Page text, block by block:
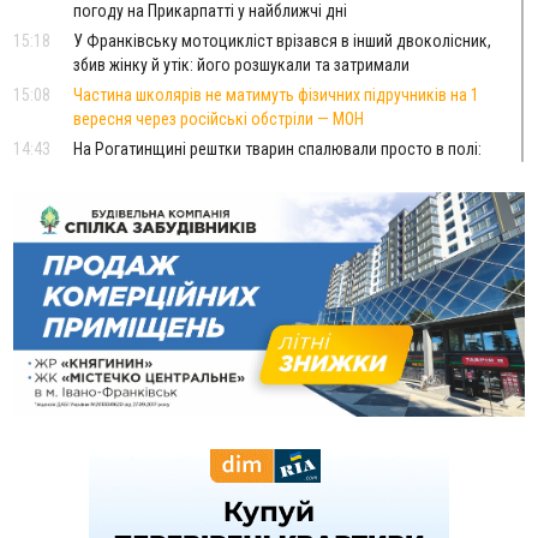
погоду на Прикарпатті у найближчі дні
15:18
У Франківську мотоцикліст врізався в інший двоколісник,
збив жінку й утік: його розшукали та затримали
15:08
Частина школярів не матимуть фізичних підручників на 1
вересня через російські обстріли — МОН
14:43
На Рогатинщині рештки тварин спалювали просто в полі:
13:25
Пірс, ігровий майданчик і зона для пікніків: оголосили
тендер на 7 мільйонів на благоустрій Німецького озера
12:14
У Калуші на озері в міському парку масово загинули
качки та риба
11:18
Майстра лісу з Верховинщини оштрафували на 600 тисяч за
переправлення чоловіків до Румунії
10:49
На Прикарпатті через негоду сталися аварійні вимкнення
світла
За змову на тендері для Долинської лікарні двох
Яремчанський суд виніс вирок чоловіку, який у Буковелі
вкрав із супермаркету пляшку віскі за 8,5 тисяч
В урочищі біля Галича археологи відкопали давньоруську